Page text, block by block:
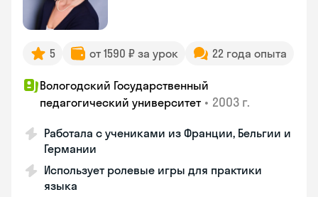
5 от 1590 ₽ за урок 22 года опыта
Вологодский Государственный
педагогический университет • 2003 г.
Работала с учениками из Франции, Бельгии и
Германии
Использует ролевые игры для практики
языка